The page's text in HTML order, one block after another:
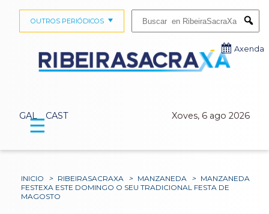
GAL CAST Xoves, 6 ago 2026
OUTROS PERIÓDICOS
Axenda
☰
INICIO > RIBEIRASACRAXA > MANZANEDA > MANZANEDA
FESTEXA ESTE DOMINGO O SEU TRADICIONAL FESTA DE
MAGOSTO